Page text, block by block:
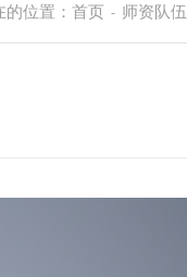
位置： 首页 - 师资队伍